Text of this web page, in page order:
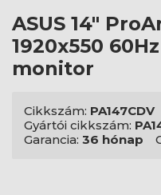
ASUS 14"
1920x550
monitor
Cikkszám: PA147CDV
Gyártói cikkszám:
Garancia: 36 hónap